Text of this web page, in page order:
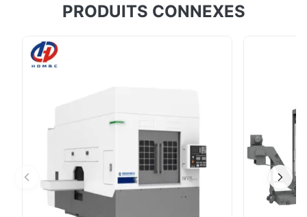
performances exceptionnelles. Son bâti est
rigidité,assurant la stabilité de l'usinage. La broche de
haute précision fonctionne avec précision, permettant
PRODUITS CONNEXES